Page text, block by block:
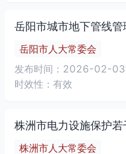
岳阳市城市地下管线管
岳阳市人大常委会
发布时间：2026-02-03
时效性：有效
株洲市电力设施保护若
株洲市人大常委会